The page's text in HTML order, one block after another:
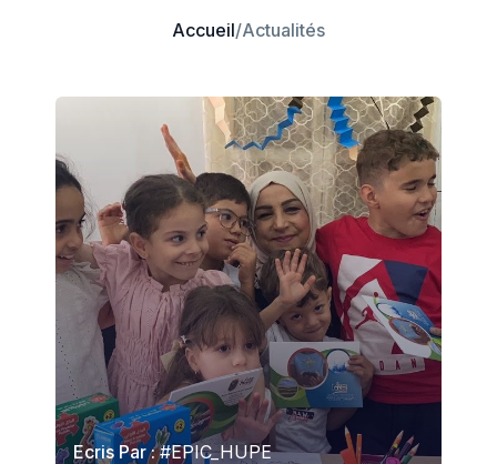
Accueil/Actualités
Ecris Par : #EPIC_HUPE